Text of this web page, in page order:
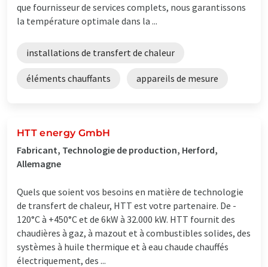
que fournisseur de services complets, nous garantissons
la température optimale dans la ...
installations de transfert de chaleur
éléments chauffants appareils de mesure
HTT energy GmbH
Fabricant, Technologie de production, Herford,
Allemagne
Quels que soient vos besoins en matière de technologie
de transfert de chaleur, HTT est votre partenaire. De -
120°C à +450°C et de 6kW à 32.000 kW. HTT fournit des
chaudières à gaz, à mazout et à combustibles solides, des
systèmes à huile thermique et à eau chaude chauffés
électriquement, des ...